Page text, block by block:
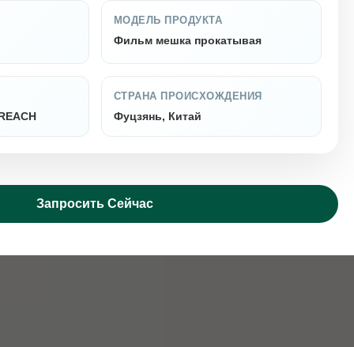
МОДЕЛЬ ПРОДУКТА
Фильм мешка прокатывая
СТРАНА ПРОИСХОЖДЕНИЯ
Фуцзянь, Китай
Запросить Сейчас